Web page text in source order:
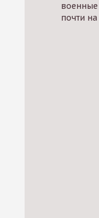
военные
почти на